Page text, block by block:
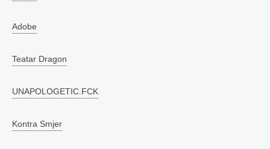
Adobe
Teatar Dragon
UNAPOLOGETIC.FCK
Kontra Smjer